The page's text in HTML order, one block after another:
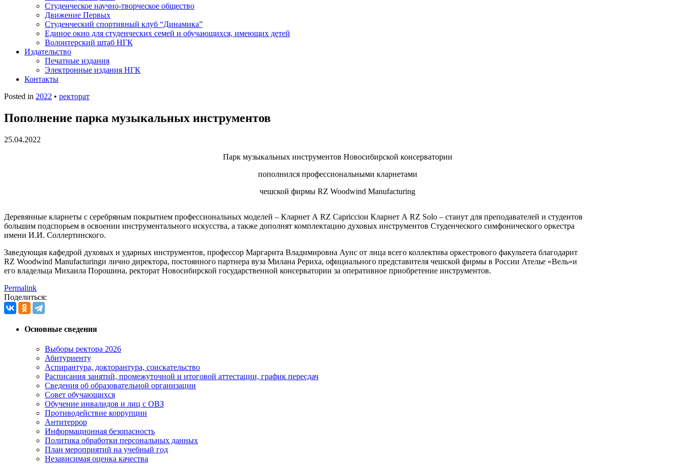
Студенческое научно-творческое общество
Движение Первых
Студенческий спортивный клуб “Динамика”
Единое окно для студенческих семей и обучающихся, имеющих детей
Волонтерский штаб НГК
Издательство
Печатные издания
Электронные издания НГК
Контакты
Posted in 2022 • ректорат
Пополнение парка музыкальных инструментов
25.04.2022
Парк музыкальных инструментов Новосибирской консерватории
пополнился профессиональными кларнетами
чешской фирмы RZ Woodwind Manufacturing
Деревянные кларнеты с серебряным покрытием профессиональных моделей – Кларнет A RZ Capriccioи Кларнет A RZ Solo – станут для преподавателей и студентов
большим подспорьем в освоении инструментального искусства, а также дополнят комплектацию духовых инструментов Студенческого симфонического оркестра
имени И.И. Соллертинского.
Заведующая кафедрой духовых и ударных инструментов, профессор Маргарита Владимировна Аунс от лица всего коллектива оркестрового факультета благодарит
RZ Woodwind Manufacturingи лично директора, постоянного партнера вуза Милана Рериха, официального представителя чешской фирмы в России Ателье «Вель»и
его владельца Михаила Порошина, ректорат Новосибирской государственной консерватории за оперативное приобретение инструментов.
Permalink
Поделиться:
Основные сведения
Выборы ректора 2026
Абитуриенту
Аспирантура, докторантура, соискательство
Расписания занятий, промежуточной и итоговой аттестации, график пересдач
Сведения об образовательной организации
Совет обучающихся
Обучение инвалидов и лиц с ОВЗ
Противодействие коррупции
Антитеррор
Информационная безопасность
Политика обработки персональных данных
План мероприятий на учебный год
Независимая оценка качества